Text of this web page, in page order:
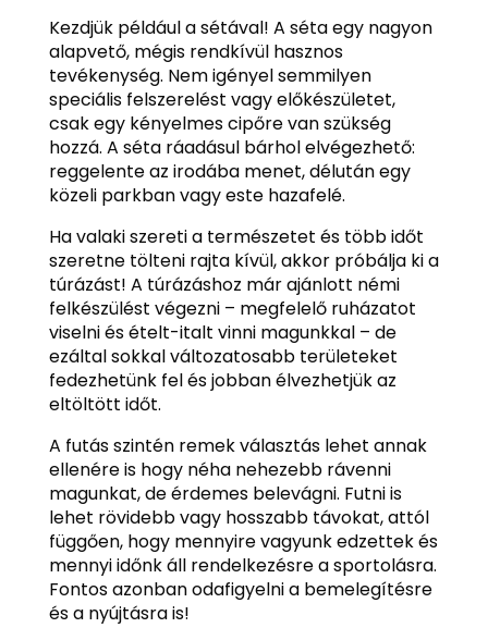
Kezdjük például a sétával! A séta egy nagyon
alapvető, mégis rendkívül hasznos
tevékenység. Nem igényel semmilyen
speciális felszerelést vagy előkészületet,
csak egy kényelmes cipőre van szükség
hozzá. A séta ráadásul bárhol elvégezhető:
reggelente az irodába menet, délután egy
közeli parkban vagy este hazafelé.
Ha valaki szereti a természetet és több időt
szeretne tölteni rajta kívül, akkor próbálja ki a
túrázást! A túrázáshoz már ajánlott némi
felkészülést végezni – megfelelő ruházatot
viselni és ételt-italt vinni magunkkal – de
ezáltal sokkal változatosabb területeket
fedezhetünk fel és jobban élvezhetjük az
eltöltött időt.
A futás szintén remek választás lehet annak
ellenére is hogy néha nehezebb rávenni
magunkat, de érdemes belevágni. Futni is
lehet rövidebb vagy hosszabb távokat, attól
függően, hogy mennyire vagyunk edzettek és
mennyi időnk áll rendelkezésre a sportolásra.
Fontos azonban odafigyelni a bemelegítésre
és a nyújtásra is!